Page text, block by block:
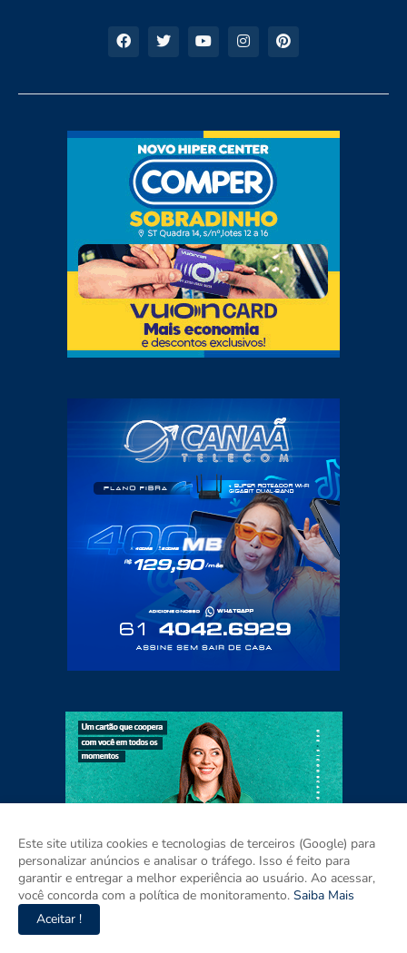
Este site utiliza cookies e tecnologias de terceiros (Google) para
personalizar anúncios e analisar o tráfego. Isso é feito para
garantir e entregar a melhor experiência ao usuário. Ao acessar,
você concorda com a política de monitoramento. Saiba Mais
Aceitar !